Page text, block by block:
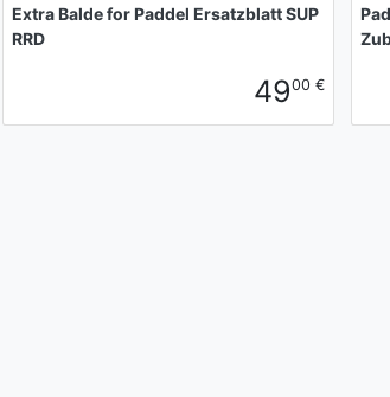
Extra Balde for Paddel Ersatzblatt SUP
RRD
4900 €